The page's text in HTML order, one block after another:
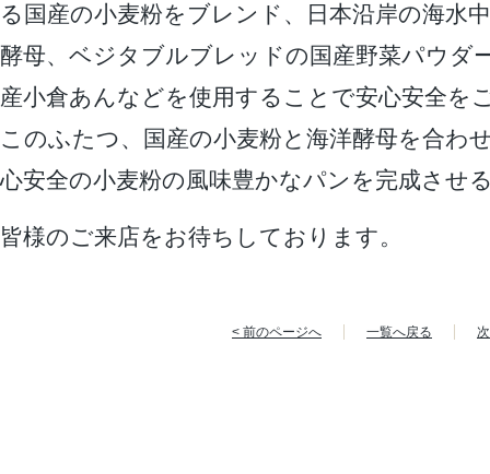
る国産の小麦粉をブレンド、日本沿岸の海水
酵母、ベジタブルブレッドの国産野菜パウダ
産小倉あんなどを使用することで安心安全を
このふたつ、国産の小麦粉と海洋酵母を合わ
心安全の小麦粉の風味豊かなパンを完成させ
皆様のご来店をお待ちしております。
< 前のページへ 一覧へ戻る